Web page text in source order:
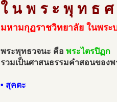
ใ น พ ร ะ พุ ท ธ
มหามกุฏราชวิทยาลัย ในพระ
พระพุทธวจนะ คือ พระไตรปิฏก
รวมเป็นศาสนธรรมคำสอนของ
• สุคตะ